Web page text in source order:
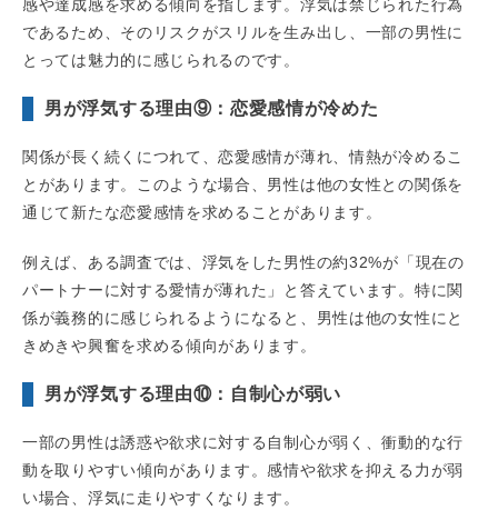
感や達成感を求める傾向を指します。浮気は禁じられた行為
であるため、そのリスクがスリルを生み出し、一部の男性に
とっては魅力的に感じられるのです。
男が浮気する理由⑨：恋愛感情が冷めた
関係が長く続くにつれて、恋愛感情が薄れ、情熱が冷めるこ
とがあります。このような場合、男性は他の女性との関係を
通じて新たな恋愛感情を求めることがあります。
例えば、ある調査では、浮気をした男性の約32%が「現在の
パートナーに対する愛情が薄れた」と答えています。特に関
係が義務的に感じられるようになると、男性は他の女性にと
きめきや興奮を求める傾向があります。
男が浮気する理由⑩：自制心が弱い
一部の男性は誘惑や欲求に対する自制心が弱く、衝動的な行
動を取りやすい傾向があります。感情や欲求を抑える力が弱
い場合、浮気に走りやすくなります。